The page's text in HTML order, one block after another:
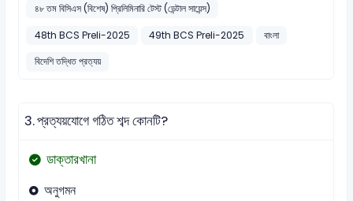
৪৮ তম বিসিএস (বিশেষ) প্রিলিমিনারি টেস্ট (ডেন্টাল সায়েন্স)
48th BCS Preli-2025
49th BCS Preli-2025
বাংলা
বিদেশি তদ্ধিত প্রত্যয়
3.প্রত্যয়যোগে গঠিত শব্দ কোনটি?
ডাক্তারখানা
অনুগমন